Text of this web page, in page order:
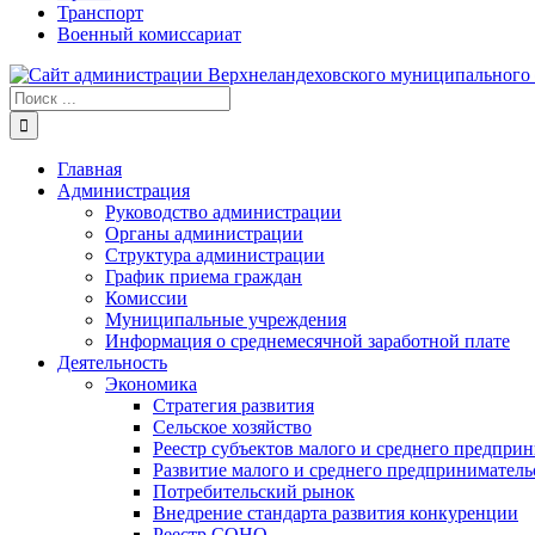
Транспорт
Военный комиссариат
Результат
поиска:
Главная
Администрация
Руководство администрации
Органы администрации
Структура администрации
График приема граждан
Комиссии
Муниципальные учреждения
Информация о среднемесячной заработной плате
Деятельность
Экономика
Стратегия развития
Сельское хозяйство
Реестр субъектов малого и среднего
Развитие малого и среднего
Потребительский рынок
Внедрение стандарта развития конкуренции